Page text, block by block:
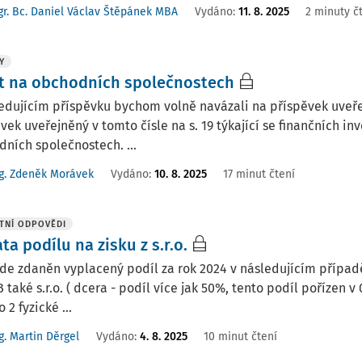
Bc. Daniel Václav Štěpánek MBA Vydáno: 11. 8. 2025 2 minuty
na obchodních společnostech
příspěvku bychom volně navázali na příspěvek
uveřejněný v tomto čísle na s. 19 týkající se finančních
společnostech. ...
Zdeněk Morávek Vydáno: 10. 8. 2025 17 minut čtení
ODPOVĚDI
podílu na zisku z s.r.o.
zdaněn vyplacený podíl za rok 2024 v následujícím
také s.r.o. ( dcera - podíl více jak 50%, tento podíl pořízen
2 fyzické ...
Martin Děrgel Vydáno: 4. 8. 2025 10 minut čtení